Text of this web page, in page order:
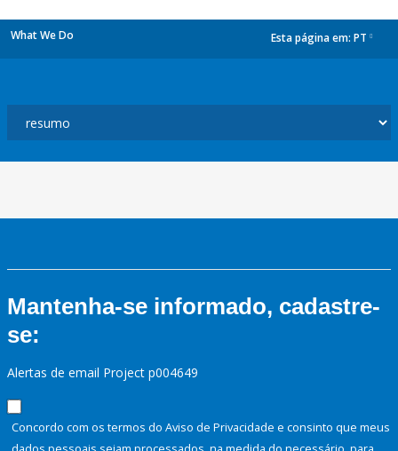
What We Do Esta página em: PT
Mantenha-se informado, cadastre-
se:
Alertas de email Project p004649
Concordo com os termos do Aviso de Privacidade e consinto que meus